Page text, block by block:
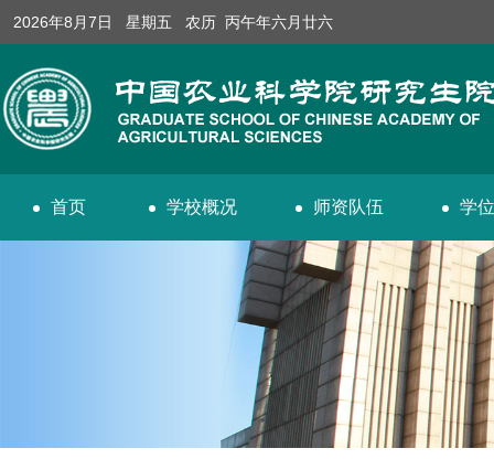
2026年8月7日 星期五 农历 丙午年六月廿六
首页 学校概况 师资队伍 学